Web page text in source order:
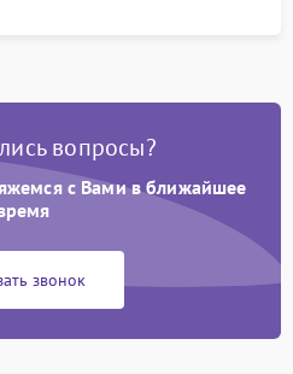
вопросы?
с Вами в ближайшее
звонок